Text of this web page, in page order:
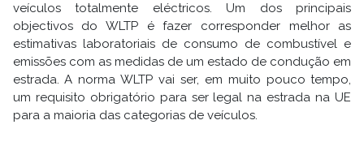
veículos totalmente eléctricos. Um dos principais
objectivos do WLTP é fazer corresponder melhor as
estimativas laboratoriais de consumo de combustível e
emissões com as medidas de um estado de condução em
estrada. A norma WLTP vai ser, em muito pouco tempo,
um requisito obrigatório para ser legal na estrada na UE
para a maioria das categorias de veículos.